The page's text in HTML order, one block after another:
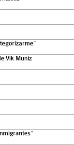
Vik Muniz